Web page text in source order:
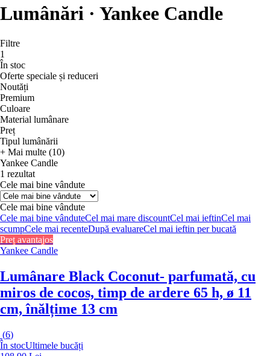
Lumânări · Yankee Candle
Filtre
1
În stoc
Oferte speciale și reduceri
Noutăți
Premium
Culoare
Material lumânare
Preț
Tipul lumânării
+ Mai multe (10)
Yankee Candle
1 rezultat
Cele mai bine vândute
Cele mai bine vândute
Cele mai bine vânduteCel mai mare discountCel mai ieftinCel mai
scumpCele mai recenteDupă evaluareCel mai ieftin per bucată
Preț avantajos
Yankee Candle
Lumânare Black Coconut- parfumată, cu
miros de cocos, timp de ardere 65 h, ø 11
cm, înălțime 13 cm
(6)
În stocUltimele bucăți